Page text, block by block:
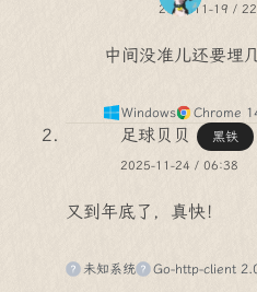
2025-11-19 /
中间没准儿还要埋
Windows Chrome
足球贝贝 黑铁
2025-11-24 / 06:38
又到年底了，真快！
未知系统 Go-http-client